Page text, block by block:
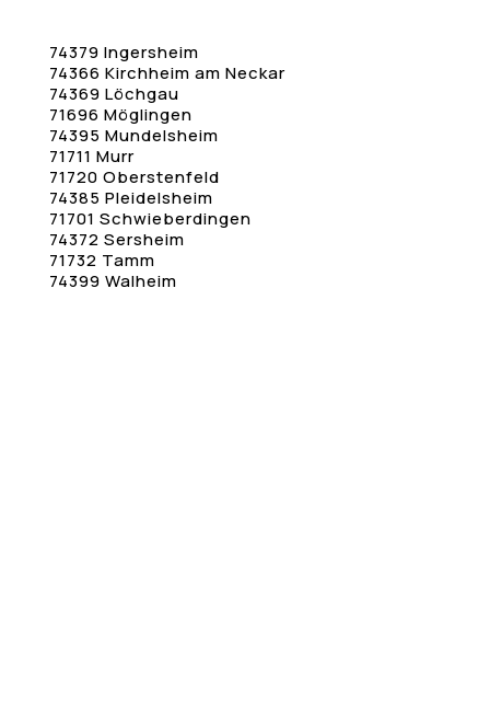
74379 Ingersheim
74366 Kirchheim am Neckar
74369 Löchgau
71696 Möglingen
74395 Mundelsheim
71711 Murr
71720 Oberstenfeld
74385 Pleidelsheim
71701 Schwieberdingen
74372 Sersheim
71732 Tamm
74399 Walheim